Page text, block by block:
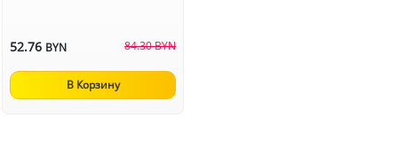
52.76 BYN 84.30 BYN
В Корзину